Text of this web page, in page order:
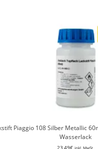
Piaggio 108 Silber Metallic
Wasserlack
23,49€ inkl. MwSt.